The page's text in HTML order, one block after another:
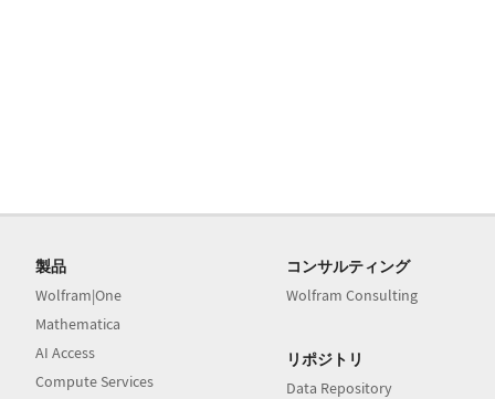
製品
Wolfram|One
Mathematica
AI Access
Compute Services
コンサルティング
Wolfram Consulting
リポジトリ
Data Repository